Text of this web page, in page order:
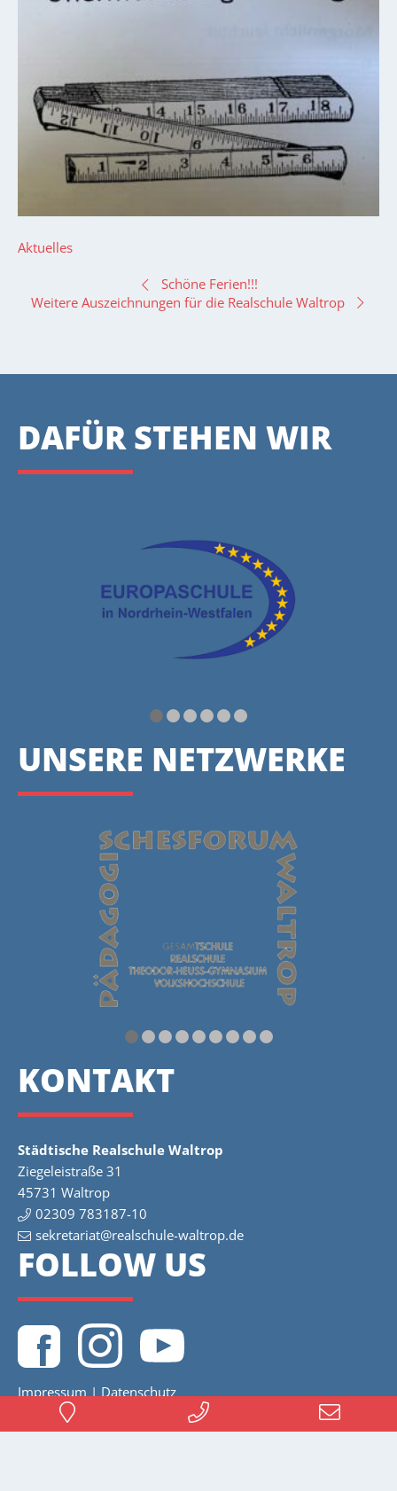
Aktuelles
BEITRAGSNAVIGATION
Schöne Ferien!!!
Weitere Auszeichnungen für die Realschule Waltrop
DAFÜR STEHEN WIR
UNSERE NETZWERKE
KONTAKT
Städtische Realschule Waltrop
Ziegeleistraße 31
45731 Waltrop
02309 783187-10
sekretariat@realschule-waltrop.de
FOLLOW US
Impressum|Datenschutz